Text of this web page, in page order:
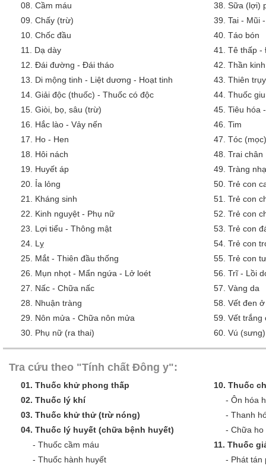
08. Cầm máu
09. Chấy (trừ)
10. Chốc đầu
11. Dạ dày
12. Đái đường - Đái tháo
13. Di mộng tinh - Liệt dương - Hoạt tinh
14. Giải độc (thuốc) - Thuốc có độc
15. Giòi, bọ, sâu (trừ)
16. Hắc lào - Vảy nến
17. Ho - Hen
18. Hôi nách
19. Huyết áp
20. Ỉa lỏng
21. Kháng sinh
22. Kinh nguyệt - Phụ nữ
23. Lợi tiểu - Thông mật
24. Lỵ
25. Mắt - Thiên đầu thống
26. Mụn nhọt - Mẩn ngứa - Lở loét
27. Nấc - Chữa nấc
28. Nhuận tràng
29. Nôn mửa - Chữa nôn mửa
30. Phụ nữ (ra thai)
38. Sữa (lợi)
39. Tai - Mũi
40. Táo bón
41. Tê thấp -
42. Thần
43. Thiên trụy
44. Thuốc
45. Tiêu hóa
46. Tim
47. Tóc
48. Trai chân
49. Tràng
50. Trẻ con
51. Trẻ con
52. Trẻ con
53. Trẻ con
54. Trẻ con
55. Trẻ con
56. Trĩ - Lồi
57. Vàng da
58. Vết đen
59. Vết trắng
60. Vú
Tra cứu theo "Tính chất Đông y":
01. Thuốc khử phong thấp
02. Thuốc lý khí
03. Thuốc khử thử (trừ nóng)
04. Thuốc lý huyết (chữa bệnh huyết)
- Thuốc cầm máu
- Thuốc hành huyết
10. Thuốc
- Ôn hóa
- Thanh
- Chữa ho
11. Thuốc
- Phát tán